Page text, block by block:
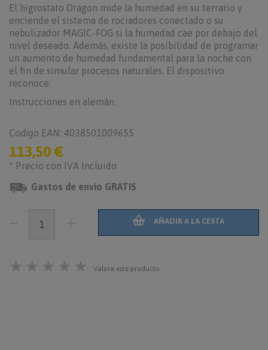
El higrostato Dragon mide la humedad en su terrario y
enciende el sistema de rociadores conectado o su
nebulizador MAGIC-FOG si la humedad cae por debajo del
nivel deseado. Además, existe la posibilidad de programar
un aumento de humedad fundamental para la noche con
el fin de simular procesos naturales. El dispositivo
reconoce.
Instrucciones en alemán.
Codigo EAN: 4038501009655
113,50 €
* Precio con IVA Incluido
Gastos de envío GRATIS
AÑADIR A LA CESTA
★ ★ ★ ★ ★ Valora este producto